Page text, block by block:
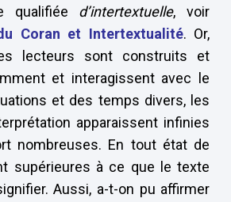
qualifiée d’intertextuelle, voir
Coran et Intertextualité. Or,
lecteurs sont construits et
et interagissent avec le
et des temps divers, les
apparaissent infinies
nombreuses. En tout état de
supérieures à ce que le texte
Aussi, a-t-on pu affirmer